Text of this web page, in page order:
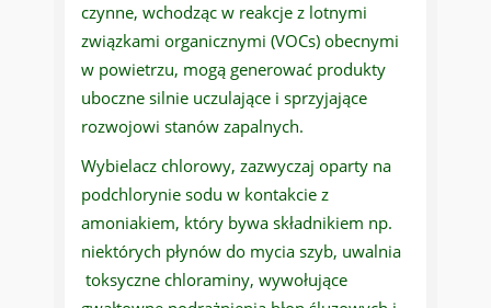
czynne, wchodząc w reakcje z lotnymi
związkami organicznymi (VOCs) obecnymi
w powietrzu, mogą generować produkty
uboczne silnie uczulające i sprzyjające
rozwojowi stanów zapalnych.
Wybielacz chlorowy, zazwyczaj oparty na
podchlorynie sodu w kontakcie z
amoniakiem, który bywa składnikiem np.
niektórych płynów do mycia szyb, uwalnia
toksyczne chloraminy, wywołujące